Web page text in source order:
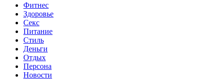
Фитнес
Здоровье
Секс
Питание
Стиль
Деньги
Отдых
Персона
Новости